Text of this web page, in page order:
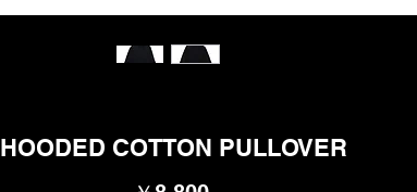
HOODED COTTON PULLOVER